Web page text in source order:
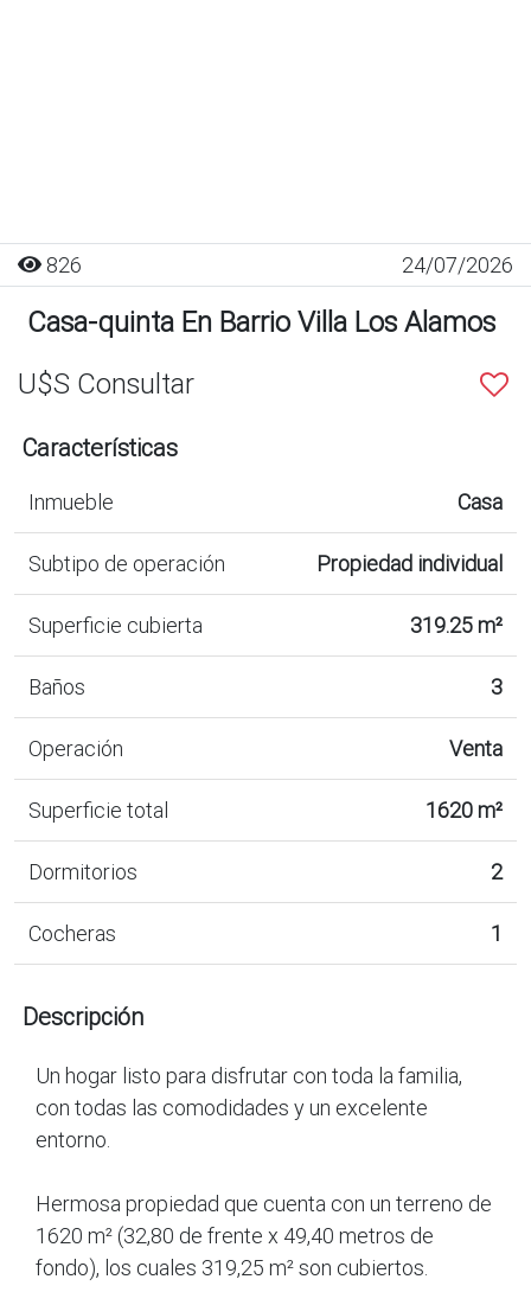
826 24/07/2026
Casa-quinta En Barrio Villa Los Alamos
U$S Consultar
Características
Inmueble Casa
Subtipo de operación Propiedad individual
Superficie cubierta 319.25 m²
Baños 3
Operación Venta
Superficie total 1620 m²
Dormitorios 2
Cocheras 1
Descripción
Un hogar listo para disfrutar con toda la familia,
con todas las comodidades y un excelente
entorno.
Hermosa propiedad que cuenta con un terreno de
1620 m² (32,80 de frente x 49,40 metros de
fondo), los cuales 319,25 m² son cubiertos.